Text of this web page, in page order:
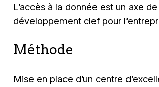
L’accès à la donnée est un axe de
développement clef pour
Méthode
Mise en place d’un centre